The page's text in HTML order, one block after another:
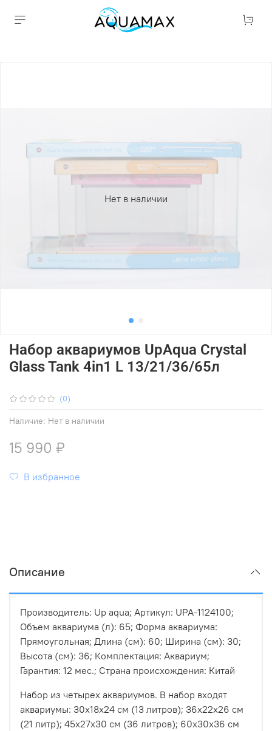
Нет в наличии
(0)
Наличие: Нет в наличии
Набор аквариумов UpAqua Crystal
Glass Tank 4in1 L 13/21/36/65л
15 990 ₽
В избранное
Описание
Производитель: Up aqua; Артикул: UPA-1124100;
Объем аквариума (л): 65; Форма аквариума:
Прямоугольная; Длина (см): 60; Ширина (см): 30;
Высота (см): 36; Комплектация: Аквариум;
Гарантия: 12 мес.; Страна происхождения: Китай
Набор из четырех аквариумов. В набор входят
аквариумы: 30х18х24 см (13 литров); 36х22х26 см
(21 литр); 45х27х30 см (36 литров); 60х30х36 см